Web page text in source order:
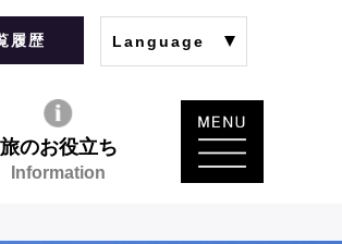
履歴 Language
旅のお役立ち
Information